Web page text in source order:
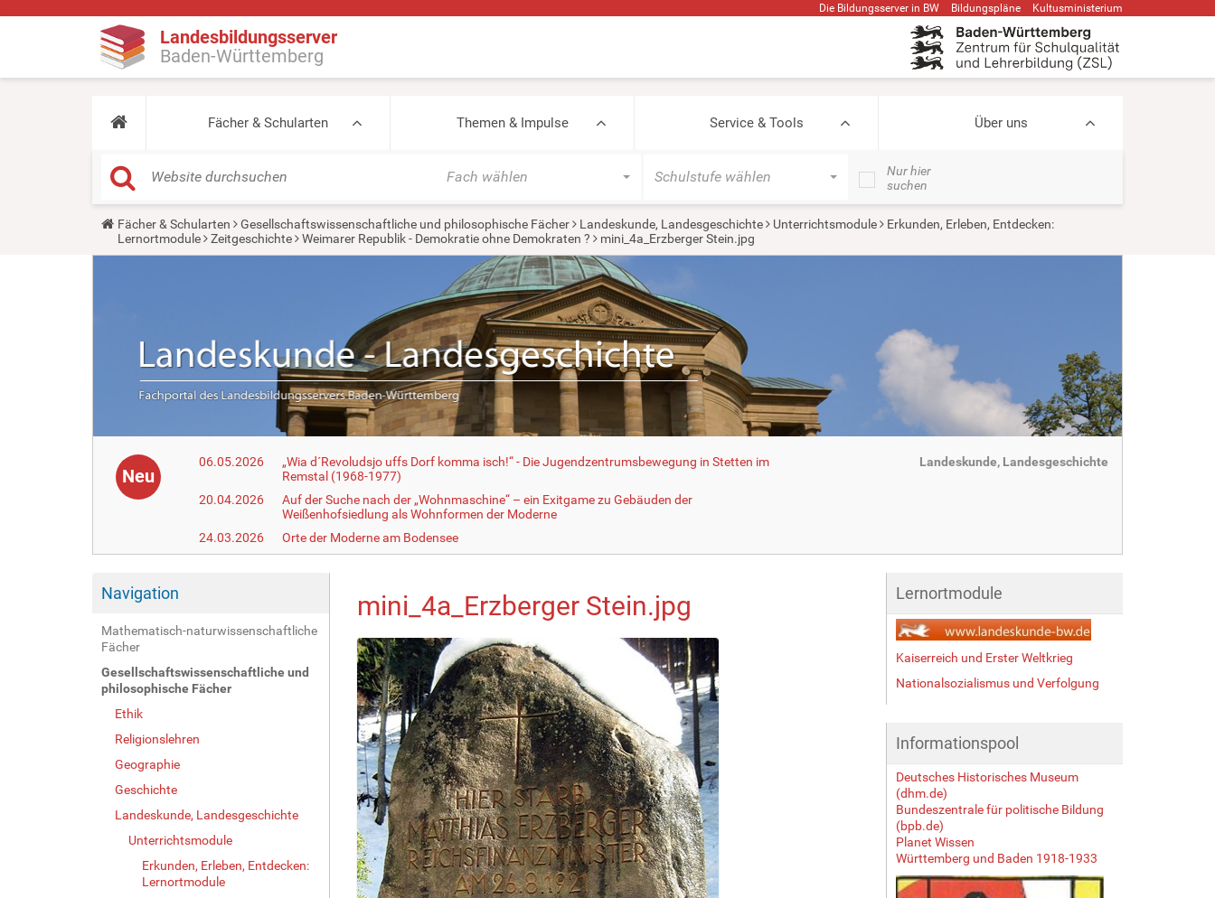
Die Bildungsserver in BW Bildungspläne Kultusministerium
Landesbildungsserver
Baden-Württemberg
Fächer & Schularten Themen & Impulse Service & Tools Über uns
Fach wählen Schulstufe wählen
Nur hier
suchen
Y
u
Fächer & Schularten Gesellschaftswissenschaftliche und philosophische Fächer Landeskunde, Landesgeschichte Unterrichtsmodule
Erkunden, Erleben, Entdecken:
Lernortmodule
Zeitgeschichte Weimarer Republik - Demokratie ohne Demokraten ? mini_4a_Erzberger Stein.jpg
Neu
06.05.2026
„Wia d´Revoludsjo uffs Dorf komma isch!“ - Die Jugendzentrumsbewegung in Stetten im
Remstal (1968-1977)
20.04.2026
Auf der Suche nach der „Wohnmaschine“ – ein Exitgame zu Gebäuden der
Weißenhofsiedlung als Wohnformen der Moderne
24.03.2026
Orte der Moderne am Bodensee
Landeskunde, Landesgeschichte
Navigation
Mathematisch-naturwissenschaftliche
Fächer
Gesellschaftswissenschaftliche und
philosophische Fächer
Ethik
Religionslehren
Geographie
Geschichte
Landeskunde, Landesgeschichte
Unterrichtsmodule
Erkunden, Erleben, Entdecken:
Lernortmodule
mini_4a_Erzberger Stein.jpg Lernortmodule
Kaiserreich und Erster Weltkrieg
Nationalsozialismus und Verfolgung
Informationspool
Deutsches Historisches Museum
(dhm.de)
Bundeszentrale für politische Bildung
(bpb.de)
Planet Wissen
Württemberg und Baden 1918-1933